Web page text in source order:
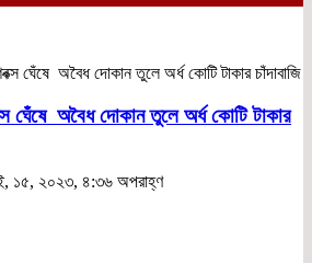
ঘেঁষে অবৈধ দোকান তুলে অর্ধ কোটি টাকার চাঁদাবাজি
ঘেঁষে অবৈধ দোকান তুলে অর্ধ কোটি টাকার
১৫, ২০২৩, ৪:৩৬ অপরাহ্ণ